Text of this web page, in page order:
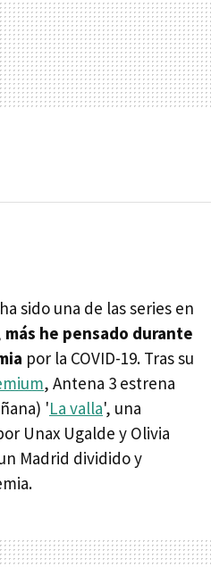
sido una de las series en
más he pensado durante
por la COVID-19. Tras su
, Antena 3 estrena
'La valla', una
Unax Ugalde y Olivia
Madrid dividido y